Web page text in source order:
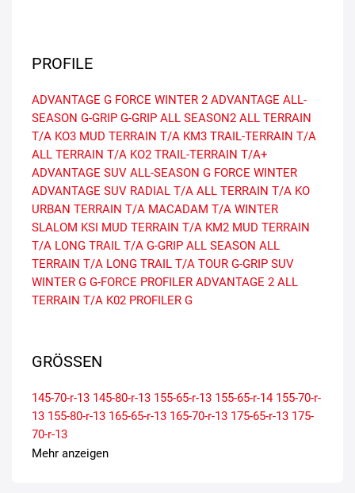
PROFILE
ADVANTAGE G FORCE WINTER 2 ADVANTAGE ALL-
SEASON G-GRIP G-GRIP ALL SEASON2 ALL TERRAIN
T/A KO3 MUD TERRAIN T/A KM3 TRAIL-TERRAIN T/A
ALL TERRAIN T/A KO2 TRAIL-TERRAIN T/A+
ADVANTAGE SUV ALL-SEASON G FORCE WINTER
ADVANTAGE SUV RADIAL T/A ALL TERRAIN T/A KO
URBAN TERRAIN T/A MACADAM T/A WINTER
SLALOM KSI MUD TERRAIN T/A KM2 MUD TERRAIN
T/A LONG TRAIL T/A G-GRIP ALL SEASON ALL
TERRAIN T/A LONG TRAIL T/A TOUR G-GRIP SUV
WINTER G G-FORCE PROFILER ADVANTAGE 2 ALL
TERRAIN T/A K02 PROFILER G
GRÖSSEN
145-70-r-13 145-80-r-13 155-65-r-13 155-65-r-14 155-70-r-
13 155-80-r-13 165-65-r-13 165-70-r-13 175-65-r-13 175-
70-r-13
Mehr anzeigen